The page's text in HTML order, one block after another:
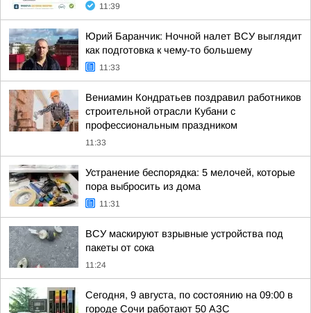
11:39
Юрий Баранчик: Ночной налет ВСУ выглядит
как подготовка к чему-то большему
11:33
Вениамин Кондратьев поздравил работников
строительной отрасли Кубани с
профессиональным праздником
11:33
Устранение беспорядка: 5 мелочей, которые
пора выбросить из дома
11:31
ВСУ маскируют взрывные устройства под
пакеты от сока
11:24
Сегодня, 9 августа, по состоянию на 09:00 в
городе Сочи работают 50 АЗС